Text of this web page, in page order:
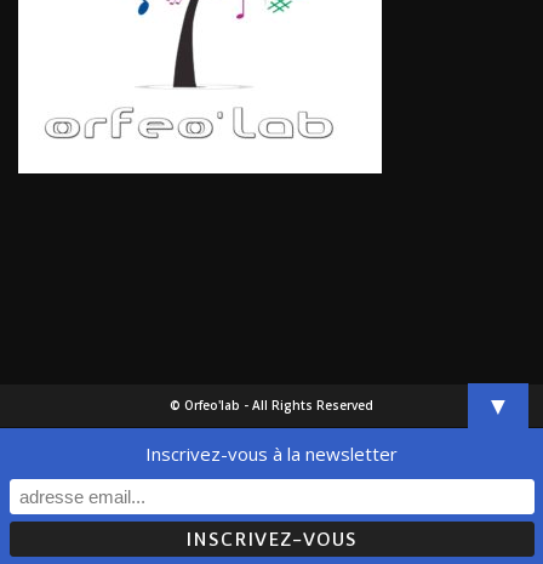
© Orfeo'lab - All Rights Reserved ▼
Inscrivez-vous à la newsletter